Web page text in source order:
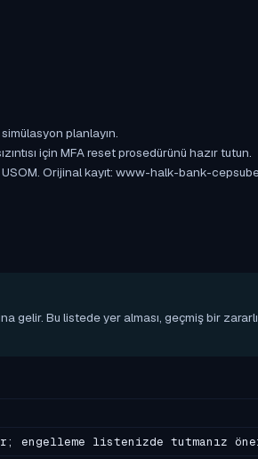
planlayın.
için MFA reset prosedürünü hazır tutun.
Orijinal kayıt: www-halk-bank-
Bu listede yer alması, geçmiş bir
engelleme listenizde tutmanız